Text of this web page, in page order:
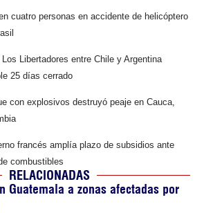
cuatro personas en accidente de helicóptero
Los Libertadores entre Chile y Argentina
25 días cerrado
con explosivos destruyó peaje en Cauca,
francés amplía plazo de subsidios ante
combustibles
RELACIONADAS
Guatemala a zonas afectadas por